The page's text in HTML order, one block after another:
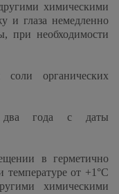
химическими
и глаза немедленно
при необходимости
органических
года с даты
в герметично
температуре от +1°С
химическими